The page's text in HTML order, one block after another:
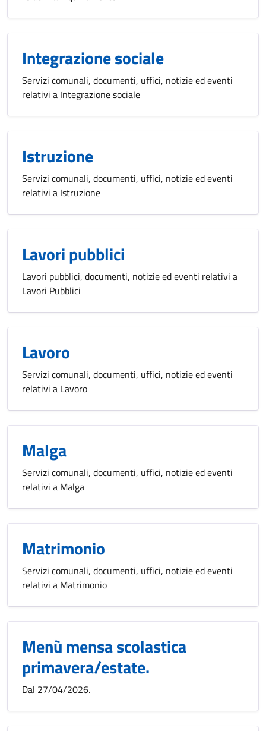
Integrazione sociale
Servizi comunali, documenti, uffici, notizie ed eventi
relativi a Integrazione sociale
Istruzione
Servizi comunali, documenti, uffici, notizie ed eventi
relativi a Istruzione
Lavori pubblici
Lavori pubblici, documenti, notizie ed eventi relativi a
Lavori Pubblici
Lavoro
Servizi comunali, documenti, uffici, notizie ed eventi
relativi a Lavoro
Malga
Servizi comunali, documenti, uffici, notizie ed eventi
relativi a Malga
Matrimonio
Servizi comunali, documenti, uffici, notizie ed eventi
relativi a Matrimonio
Menù mensa scolastica
primavera/estate.
Dal 27/04/2026.